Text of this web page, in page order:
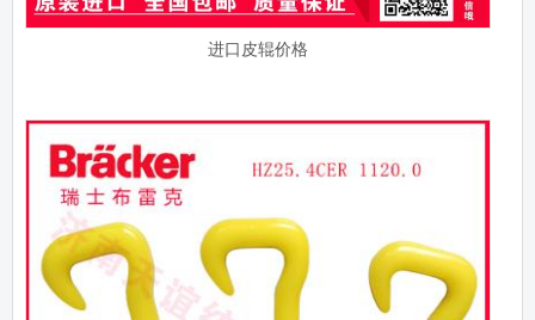
进口皮辊价格